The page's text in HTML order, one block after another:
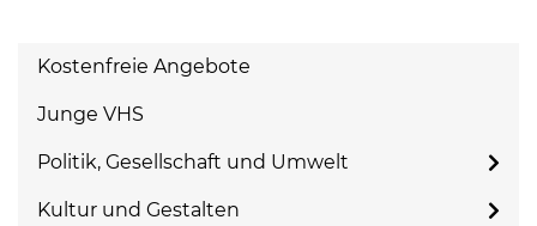
Kostenfreie Angebote
Junge VHS
Politik, Gesellschaft und Umwelt
Kultur und Gestalten